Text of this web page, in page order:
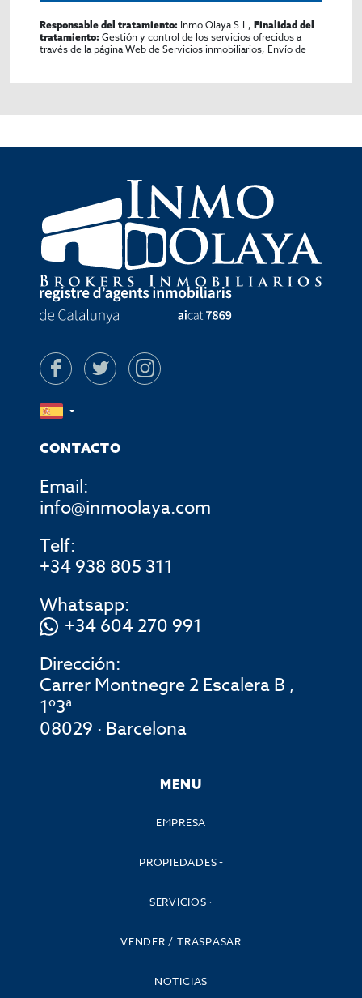
Responsable del tratamiento: Inmo Olaya S.L,Finalidad del
tratamiento: Gestión y control de los servicios ofrecidos a
través de la página Web de Servicios inmobiliarios, Envío de
información a traves de newsletter y otros,Legitimación:
Por
para elaborar contabilidad,Derechos de las personas
información adicional y detallada sobre protección de datos
CONTACTO
Email:
info@inmoolaya.com
Telf:
+34 938 805 311
Whatsapp:
+34 604 270 991
Dirección:
Carrer Montnegre 2 Escalera B ,
1º3ª
08029 · Barcelona
MENU
EMPRESA
PROPIEDADES
SERVICIOS
VENDER / TRASPASAR
NOTICIAS